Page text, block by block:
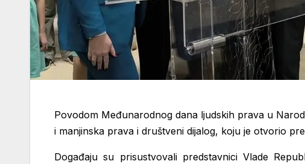
Povodom Međunarodnog dana ljudskih prava u
i manjinska prava i društveni dijalog, koju je otvorio
Događaju su prisustvovali predstavnici Vlade